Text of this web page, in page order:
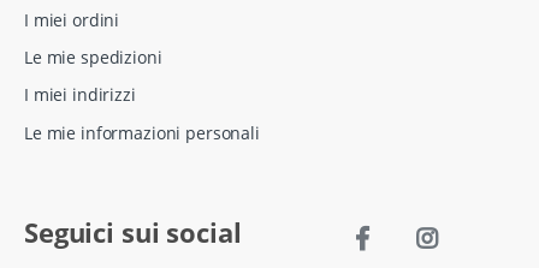
I miei ordini
Le mie spedizioni
I miei indirizzi
Le mie informazioni personali
Seguici sui social